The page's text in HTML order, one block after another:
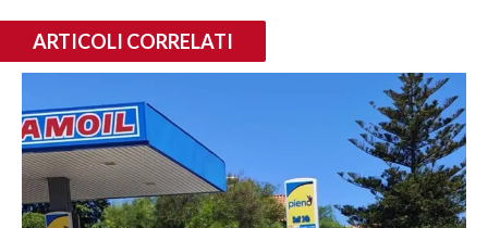
ARTICOLI CORRELATI